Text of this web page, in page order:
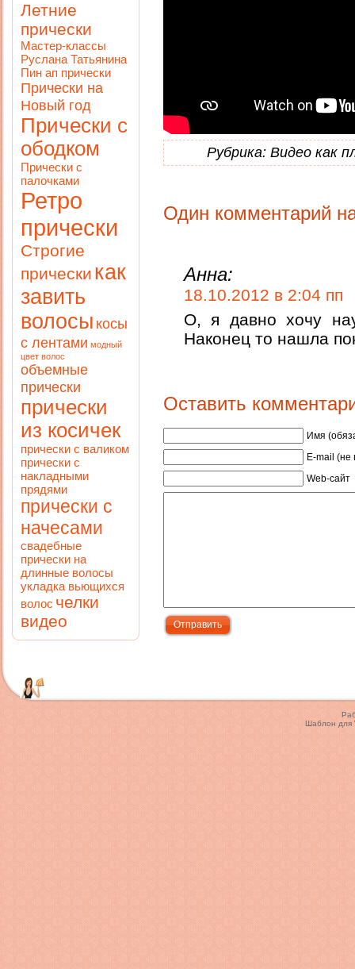
Летние
прически
Мастер-классы
Руслана Татьянина
Пин ап прически
Прически на
Новый год
Прически с
ободком
Прически с
палочками
Ретро
прически
Строгие
прически как
завить
волосы косы
с лентами модный
цвет волос
объемные
прически
прически
из косичек
прически с валиком
прически с
накладными
прядями
прически с
начесами
свадебные
прически на
длинные волосы
укладка вьющихся
волос челки
видео
Рубрика: Видео как
Один комментарий
Анна:
18.10.2012 в 2:04 пп
О, я давно хочу
Наконец то нашла
Оставить
Имя
E-mail (не
Web-сайт
Шаблон для